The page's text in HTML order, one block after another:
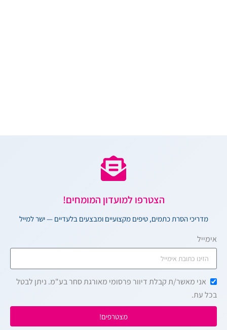
הצטרפו למועדון המומחים!
מדריכי הסרת כתמים, טיפים מקצועיים ומבצעים בלעדיים — ישר למייל
אימייל
אני מאשר/ת קבלת דיוור פרסומי מאורגת סחר בע"מ. ניתן לבטל
בכל עת.
מצטרפים!